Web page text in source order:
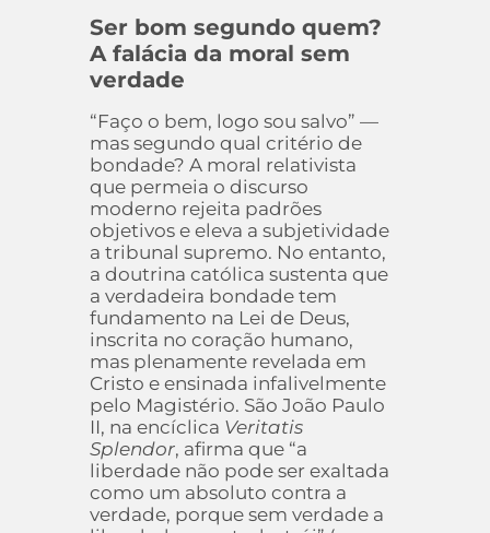
Ser bom segundo quem?
A falácia da moral sem
verdade
“Faço o bem, logo sou salvo” —
mas segundo qual critério de
bondade? A moral relativista
que permeia o discurso
moderno rejeita padrões
objetivos e eleva a subjetividade
a tribunal supremo. No entanto,
a doutrina católica sustenta que
a verdadeira bondade tem
fundamento na Lei de Deus,
inscrita no coração humano,
mas plenamente revelada em
Cristo e ensinada infalivelmente
pelo Magistério. São João Paulo
II, na encíclica Veritatis
Splendor, afirma que “a
liberdade não pode ser exaltada
como um absoluto contra a
verdade, porque sem verdade a